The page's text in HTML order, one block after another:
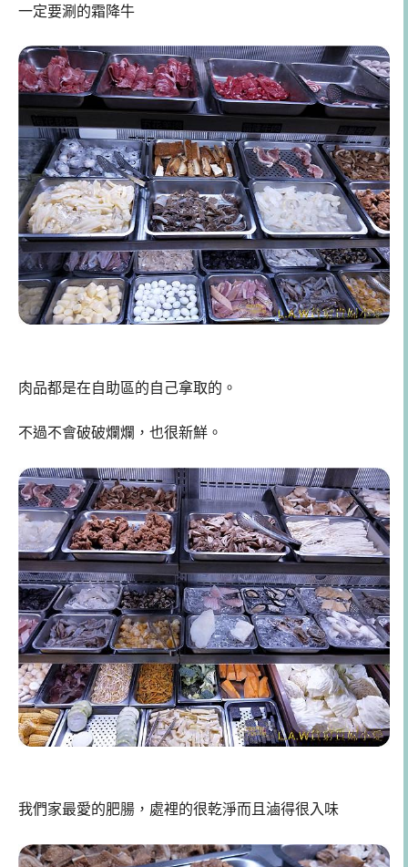
一定要涮的霜降牛
肉品都是在自助區的自己拿取的。
不過不會破破爛爛，也很新鮮。
我們家最愛的肥腸，處裡的很乾淨而且滷得很入味